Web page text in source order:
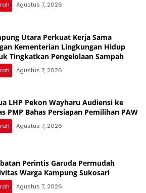
Agustus 7, 2026
Utara Perkuat Kerja Sama
Kementerian Lingkungan Hidup
Tingkatkan Pengelolaan Sampah
Agustus 7, 2026
LHP Pekon Wayharu Audiensi ke
PMP Bahas Persiapan Pemilihan PAW
Agustus 7, 2026
Perintis Garuda Permudah
Warga Kampung Sukosari
Agustus 7, 2026